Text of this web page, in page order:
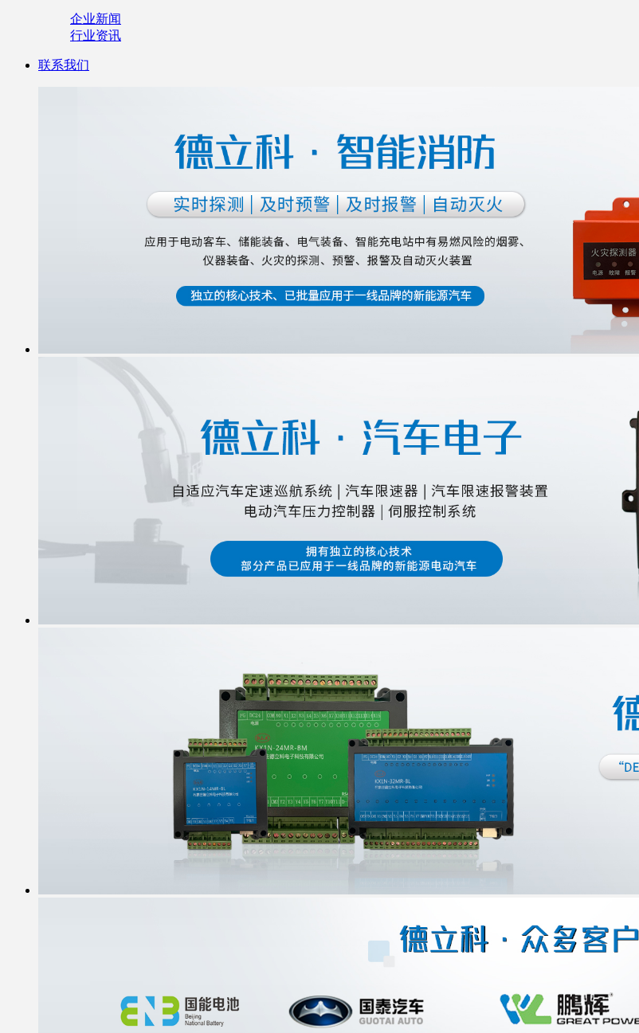
企业新闻
行业资讯
联系我们